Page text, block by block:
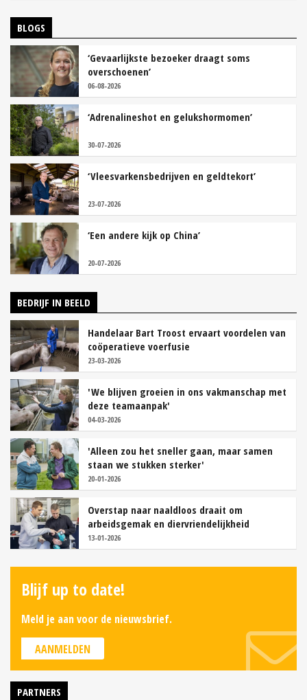
BLOGS
‘Gevaarlijkste bezoeker draagt soms
overschoenen’
06-08-2026
‘Adrenalineshot en gelukshormomen’
30-07-2026
‘Vleesvarkensbedrijven en geldtekort’
23-07-2026
‘Een andere kijk op China’
20-07-2026
BEDRIJF IN BEELD
Handelaar Bart Troost ervaart voordelen van
coöperatieve voerfusie
23-03-2026
'We blijven groeien in ons vakmanschap met
deze teamaanpak'
04-03-2026
'Alleen zou het sneller gaan, maar samen
staan we stukken sterker'
20-01-2026
Overstap naar naaldloos draait om
arbeidsgemak en diervriendelijkheid
13-01-2026
Blijf up to date!
Meld je aan voor de nieuwsbrief.
AANMELDEN
PARTNERS